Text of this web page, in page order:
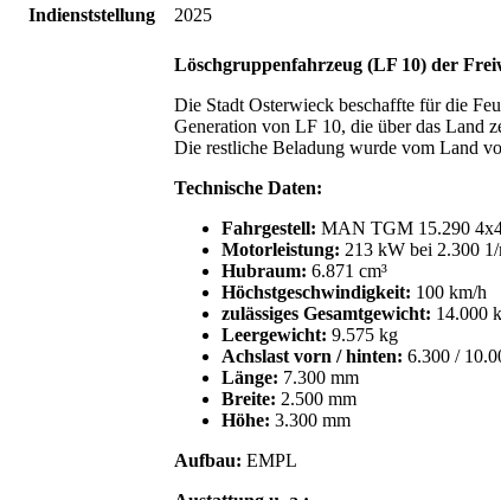
Indienststellung
2025
Löschgruppenfahrzeug (LF 10) der
Die Stadt Osterwieck beschaffte für die
Generation von LF 10, die über das Land
Die restliche Beladung wurde vom Land
Technische Daten:
Fahrgestell: MAN TGM 15.290
Motorleistung: 213 kW bei 2.300
Hubraum: 6.871 cm³
Höchstgeschwindigkeit: 100 km/h
zulässiges Gesamtgewicht: 14.000
Leergewicht: 9.575 kg
Achslast vorn / hinten: 6.300 /
Länge: 7.300 mm
Breite: 2.500 mm
Höhe: 3.300 mm
Aufbau: EMPL